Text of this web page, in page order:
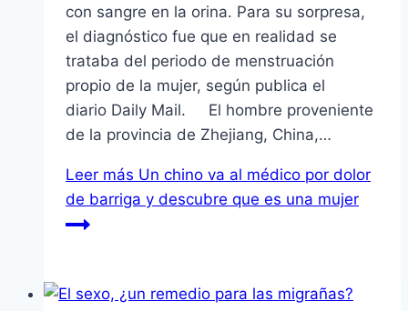
con sangre en la orina. Para su sorpresa,
el diagnóstico fue que en realidad se
trataba del periodo de menstruación
propio de la mujer, según publica el
diario Daily Mail. El hombre proveniente
de la provincia de Zhejiang, China,…
Leer más Un chino va al médico por dolor
de barriga y descubre que es una mujer